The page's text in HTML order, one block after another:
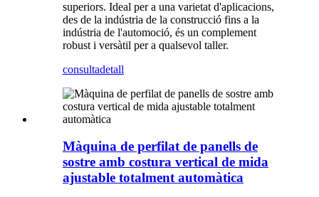
superiors. Ideal per a una varietat d'aplicacions,
des de la indústria de la construcció fins a la
indústria de l'automoció, és un complement
robust i versàtil per a qualsevol taller.
consultadetall
Màquina de perfilat de panells de
sostre amb costura vertical de mida
ajustable totalment automàtica